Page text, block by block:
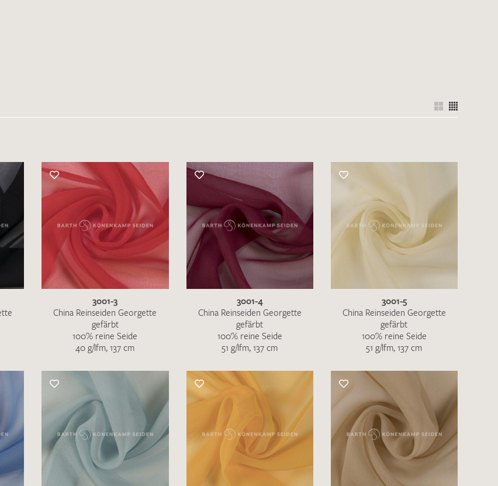
/ Musteranfrage
IHRE KONTAKTDATEN
ist das Kontaktformular zum aktuellen Zeitpunkt nicht funktionstüchtig. Bitte
schreiben Sie eine E-Mail mit ihren Kontaktdaten direkt aninfo@barth-seiden.de
Wir arbeiten schnellstmöglich an einer Lösung – Danke!
3001-3
China Reinseiden Georgette
gefärbt
100% reine Seide
40 g/lfm, 137 cm
3001-4
China Reinseiden Georgette
gefärbt
100% reine Seide
51 g/lfm, 137 cm
3001-5
China Reinseiden Georgette
gefärbt
100% reine Seide
51 g/lfm, 137 cm